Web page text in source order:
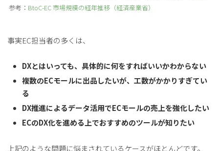
参考： BtoC-EC 市場規模の経年推移（経済産業省）
事実EC担当者の多くは、
DXとはいっても、具体的に何をすればいいかわからない
複数のECモールに出品したいが、工数がかかりすぎてい
る
DX推進によるデータ活用でECモールの売上を強化したい
ECのDX化を進める上でおすすめのツールが知りたい
上記のような問題に悩まされているケースがほとんどです。